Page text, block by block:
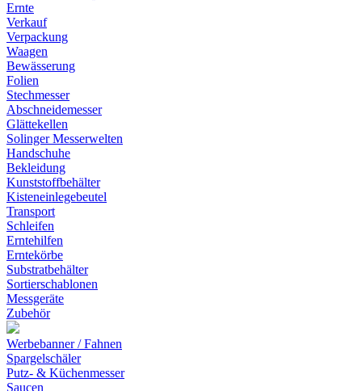
Ernte
Verkauf
Verpackung
Waagen
Bewässerung
Folien
Stechmesser
Abschneidemesser
Glättekellen
Solinger Messerwelten
Handschuhe
Bekleidung
Kunststoffbehälter
Kisteneinlegebeutel
Transport
Schleifen
Erntehilfen
Erntekörbe
Substratbehälter
Sortierschablonen
Messgeräte
Zubehör
Werbebanner / Fahnen
Spargelschäler
Putz- & Küchenmesser
Saucen